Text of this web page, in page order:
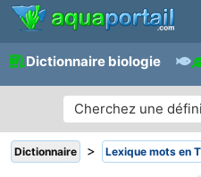
Dictionnaire biologie
Dictionnaire > Lexique mots en T